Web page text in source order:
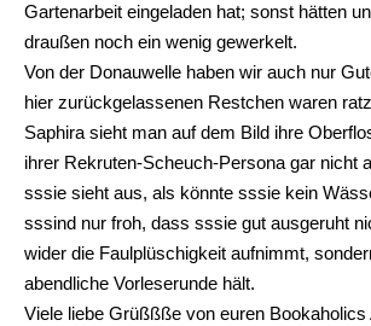
Gartenarbeit eingeladen hat; sonst hätten
draußen noch ein wenig gewerkelt.
Von der Donauwelle haben wir auch nur
hier zurückgelassenen Restchen waren
Saphira sieht man auf dem Bild ihre
ihrer Rekruten-Scheuch-Persona gar nicht
sssie sieht aus, als könnte sssie kein
sssind nur froh, dass sssie gut ausgeruht
wider die Faulplüschigkeit aufnimmt,
abendliche Vorleserunde hält.
Viele liebe Grüßßße von euren Bookaholics